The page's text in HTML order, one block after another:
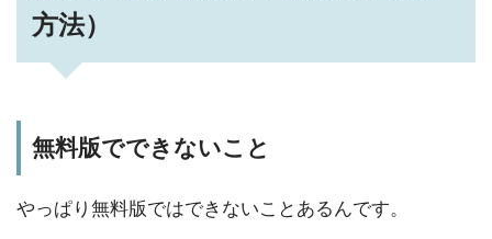
方法）
無料版でできないこと
やっぱり無料版ではできないことあるんです。